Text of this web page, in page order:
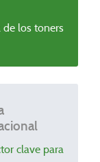
de los toners
clave para